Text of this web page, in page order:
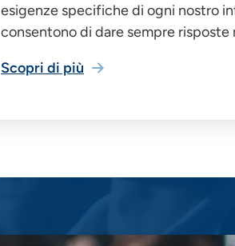
esigenze specifiche di ogni nostro
consentono di dare sempre risposte
Scopri di più